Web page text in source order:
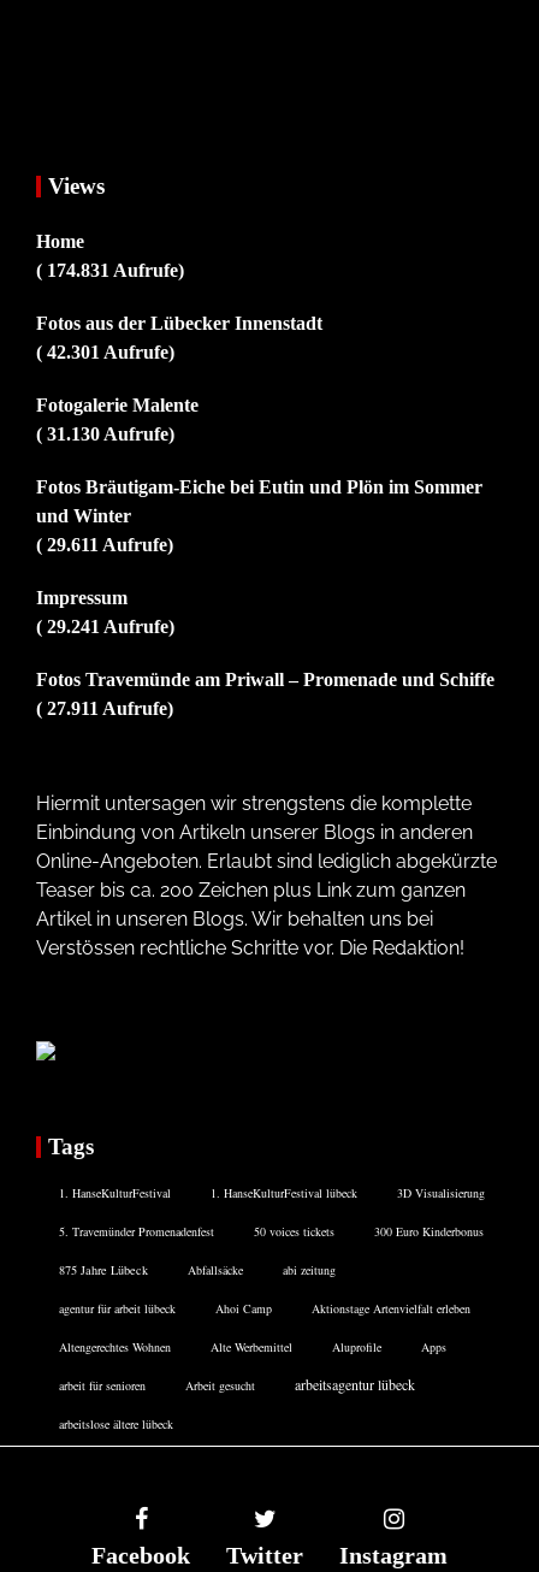
Views
Home
( 174.831 Aufrufe)
Fotos aus der Lübecker Innenstadt
( 42.301 Aufrufe)
Fotogalerie Malente
( 31.130 Aufrufe)
Fotos Bräutigam-Eiche bei Eutin und Plön im Sommer
und Winter
( 29.611 Aufrufe)
Impressum
( 29.241 Aufrufe)
Fotos Travemünde am Priwall – Promenade und Schiffe
( 27.911 Aufrufe)
Hiermit untersagen wir strengstens die komplette
Einbindung von Artikeln unserer Blogs in anderen
Online-Angeboten. Erlaubt sind lediglich abgekürzte
Teaser bis ca. 200 Zeichen plus Link zum ganzen
Artikel in unseren Blogs. Wir behalten uns bei
Verstössen rechtliche Schritte vor. Die Redaktion!
Tags
1. HanseKulturFestival 1. HanseKulturFestival lübeck 3D Visualisierung
5. Travemünder Promenadenfest 50 voices tickets 300 Euro Kinderbonus
875 Jahre Lübeck Abfallsäcke abi zeitung
agentur für arbeit lübeck Ahoi Camp Aktionstage Artenvielfalt erleben
Altengerechtes Wohnen Alte Werbemittel Aluprofile Apps
arbeit für senioren Arbeit gesucht arbeitsagentur lübeck
arbeitslose ältere lübeck
Facebook Twitter Instagram